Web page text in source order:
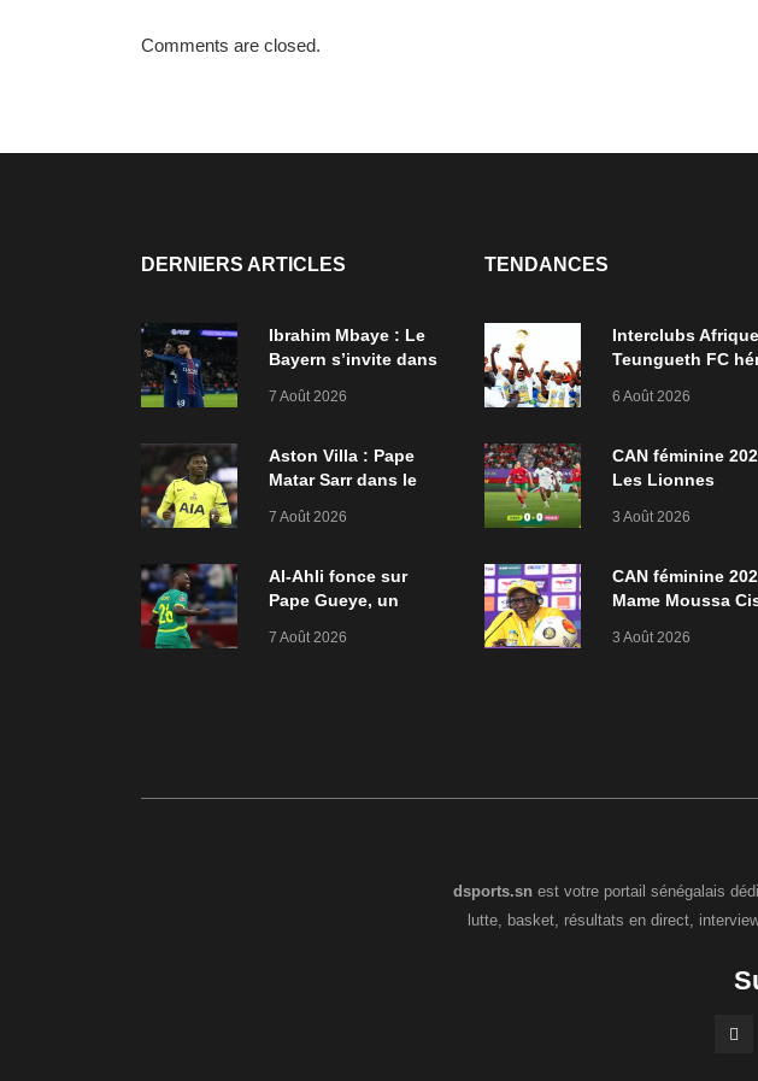
Comments are closed.
DERNIERS ARTICLES
Ibrahim Mbaye : Le
Bayern s’invite dans
et Dortmund en finale
7 Août 2026
Aston Villa : Pape
Matar Sarr dans le
milliards en jeu
7 Août 2026
Al-Ahli fonce sur
Pape Gueye, un
7 Août 2026
TENDANCES
Interclubs
Teungueth FC
Diambars va
6 Août 2026
CAN féminine
Les Lionnes
premier tour
3 Août 2026
CAN féminine
Mame Moussa
après l’élimination
3 Août 2026
dsports.sn est votre portail sénégalais
lutte, basket, résultats en direct,